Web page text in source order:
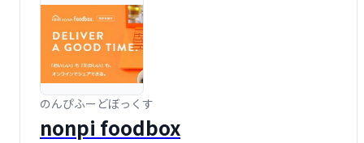
のんぴふーどぼっくす
nonpi foodbox